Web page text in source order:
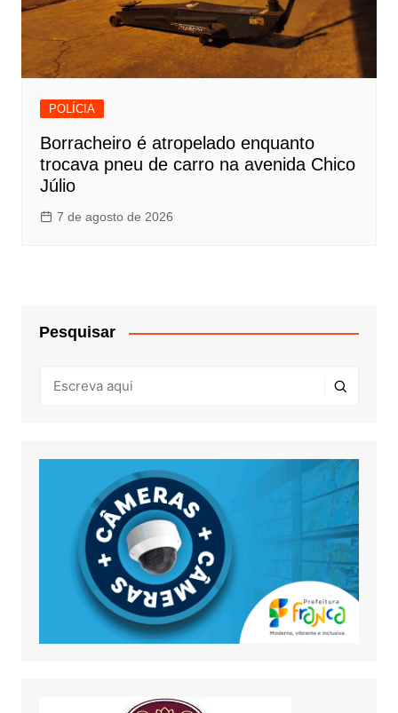
POLÍCIA
Borracheiro é atropelado enquanto
trocava pneu de carro na avenida Chico
Júlio
7 de agosto de 2026
Pesquisar